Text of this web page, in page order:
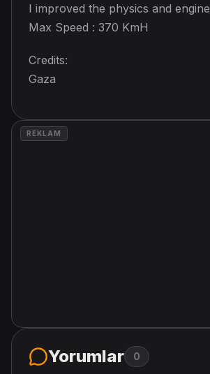
I improved the physics and engine
Max Speed : 370 KmH
Credits:
Gaza
REKLAM
Yorumlar 0